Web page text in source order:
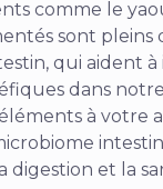
comme le
sont pleins
qui aident
dans
à votre
digestion et la